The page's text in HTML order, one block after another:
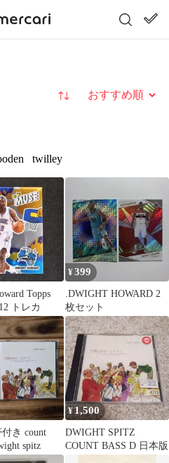
並び替え
twilley
Topps
トレカ
¥399
.DWIGHT HOWARD 2
枚セット
き count
spitz
¥ 1,500
DWIGHT SPITZ
COUNT BASS D 日本版